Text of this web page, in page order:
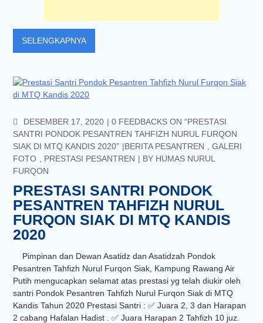
SELENGKAPNYA
DESEMBER 17, 2020 COMMENTS
0 FEEDBACKS ON “PRESTASI
SANTRI PONDOK PESANTREN TAHFIZH NURUL FURQON
SIAK DI MTQ KANDIS 2020”
BERITA PESANTREN ,GALERI
FOTO
PRESTASI PESANTREN BY HUMAS NURUL
FURQON
PRESTASI SANTRI PONDOK
PESANTREN TAHFIZH NURUL
FURQON SIAK DI MTQ KANDIS
2020
Pimpinan dan Dewan Asatidz dan Asatidzah Pondok
Pesantren Tahfizh Nurul Furqon Siak, Kampung Rawang Air
Putih mengucapkan selamat atas prestasi yg telah diukir oleh
santri Pondok Pesantren Tahfizh Nurul Furqon Siak di MTQ
Kandis Tahun 2020 Prestasi Santri : ✅ Juara 2, 3 dan Harapan
2 cabang Hafalan Hadist . ✅ Juara Harapan 2 Tahfizh 10 juz.